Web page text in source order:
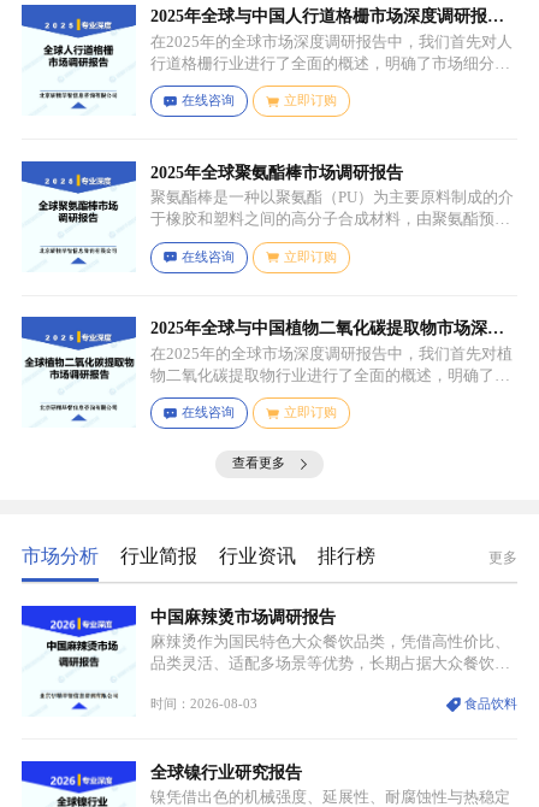
可改善涂料的性能，如提高附着力、耐候性、耐腐蚀
性等。
2025年全球与中国人行道格栅市场深度调研报
告：行业趋势与投资前景分析
在2025年的全球市场深度调研报告中，我们首先对人
行道格栅行业进行了全面的概述，明确了市场细分与
应用场景。通过对细分产品的定义与特点进行深入分
析，我们揭示了关键应用场景及其客群洞察。
在线咨询 立即订购
2025年全球聚氨酯棒市场调研报告
聚氨酯棒是一种以聚氨酯（PU）为主要原料制成的介
于橡胶和塑料之间的高分子合成材料，由聚氨酯预聚
体、扩链剂、低分子量多元醇、助剂等组成，其中，
预聚体是基础原料，决定了聚氨酯棒的基本性能，扩
如增塑剂、填充剂、着色剂、抗氧剂、光稳定剂、阻
燃剂等，可改善材料的加工性能、物理性能和化学性
能等。
在线咨询 立即订购
2025年全球与中国植物二氧化碳提取物市场深度
调研报告：行业趋势与投资前景分析
在2025年的全球市场深度调研报告中，我们首先对植
物二氧化碳提取物行业进行了全面的概述，明确了市
场细分与应用场景。通过对细分产品的定义与特点进
行深入分析，我们揭示了关键应用场景及其客群洞
在线咨询 立即订购
查看更多
市场分析 行业简报 行业资讯 排行榜 更多
中国麻辣烫市场调研报告
麻辣烫作为国民特色大众餐饮品类，凭借高性价比、
品类灵活、适配多场景等优势，长期占据大众餐饮重
型，叠加消费需求升级、线上流量变革、新零售业态
特点，在消费、创业、政策、技术多重驱动下，依旧
具备强劲的发展活力。
时间：2026-08-03 食品饮料
全球镍行业研究报告
镍凭借出色的机械强度、延展性、耐腐蚀性与热稳定